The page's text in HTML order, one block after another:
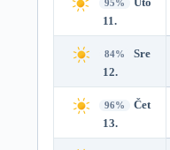
95%
11.
84%
Sre
12.
96%
Čet
13.